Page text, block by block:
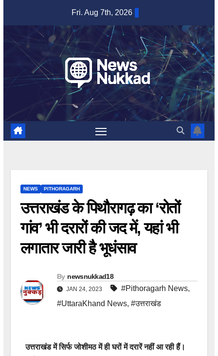
content
Fri. Aug 7th, 2026
NEWS PITHORAGARH
उत्तराखंड के पिथौरागढ़ का ‘रोतों
गांव’ भी दरारों की जद में, यहां भी
लगातार जारी है भूधंसाव
By newsnukkad18
JAN 24, 2023 #Pithoragarh News,
#UttaraKhand News, #उत्तराखंड
उत्तराखंड में सिर्फ जोशीमठ में ही घरों में दरारें नहीं आ रही हैं।